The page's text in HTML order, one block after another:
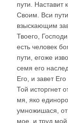
пути. Наставит
Своим. Вси
взыскающим
Твоего,
есть человек
пути, егоже
семя его
Его, и завет
Той исторгнет
мя, яко
умножишася,
мое, и труд